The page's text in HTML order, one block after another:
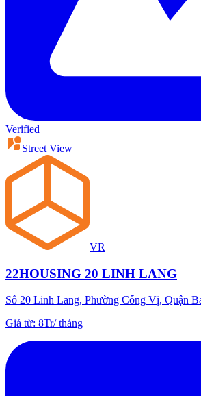
Verified
Street View
VR
22HOUSING 20 LINH LANG
Số 20 Linh Lang, Phường Cống Vị, Quận
Giá từ: 8Tr/tháng